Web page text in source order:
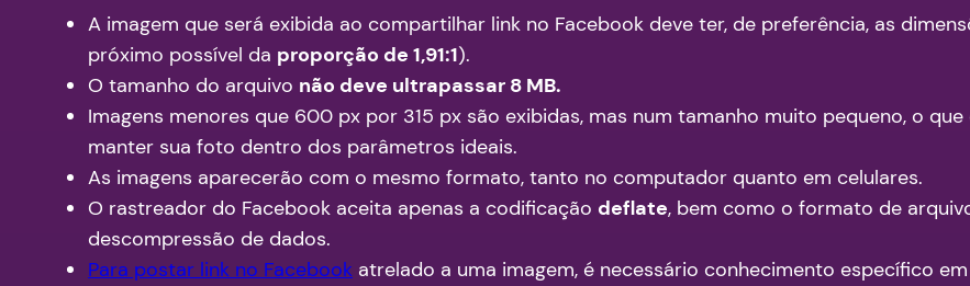
A imagem que será exibida ao compartilhar link no Facebook deve ter, de preferência, as
próximo possível da proporção de 1,91:1).
O tamanho do arquivo não deve ultrapassar 8 MB.
Imagens menores que 600 px por 315 px são exibidas, mas num tamanho muito pequeno, o
manter sua foto dentro dos parâmetros ideais.
As imagens aparecerão com o mesmo formato, tanto no computador quanto em celulares.
O rastreador do Facebook aceita apenas a codificação deflate, bem como o formato de
descompressão de dados.
Para postar link no Facebook atrelado a uma imagem, é necessário conhecimento específico